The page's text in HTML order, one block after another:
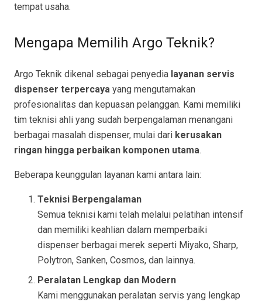
tempat usaha.
Mengapa Memilih Argo Teknik?
Argo Teknik dikenal sebagai penyedia layanan servis
dispenser terpercaya yang mengutamakan
profesionalitas dan kepuasan pelanggan. Kami memiliki
tim teknisi ahli yang sudah berpengalaman menangani
berbagai masalah dispenser, mulai dari kerusakan
ringan hingga perbaikan komponen utama.
Beberapa keunggulan layanan kami antara lain:
Teknisi Berpengalaman
Semua teknisi kami telah melalui pelatihan intensif
dan memiliki keahlian dalam memperbaiki
dispenser berbagai merek seperti Miyako, Sharp,
Polytron, Sanken, Cosmos, dan lainnya.
Peralatan Lengkap dan Modern
Kami menggunakan peralatan servis yang lengkap